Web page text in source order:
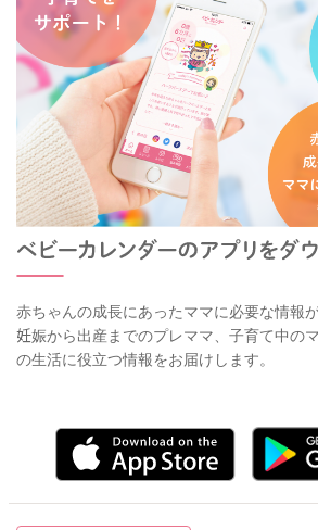
赤ちゃんの成長にあったママに必要な情報
妊娠から出産までのプレママ、子育て中の
の生活に役立つ情報をお届けします。